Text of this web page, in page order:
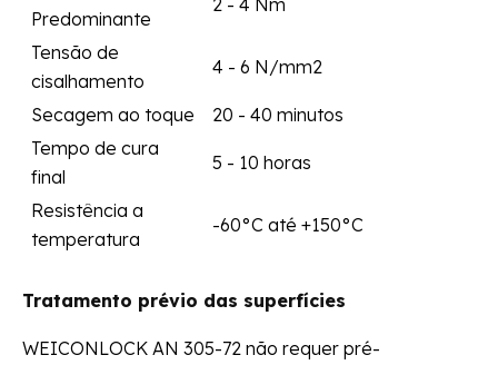
Predominante
2 - 4 Nm
Tensão de
cisalhamento
4 - 6 N/mm2
Secagem ao toque
20 - 40 minutos
Tempo de cura
final
5 - 10 horas
Resistência a
temperatura
-60°C até +150°C
Tratamento prévio das superfícies
WEICONLOCK AN 305-72 não requer pré-